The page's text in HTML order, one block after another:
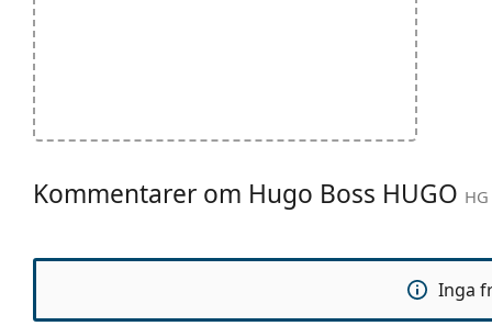
Kommentarer om Hugo Boss HUGO
Inga